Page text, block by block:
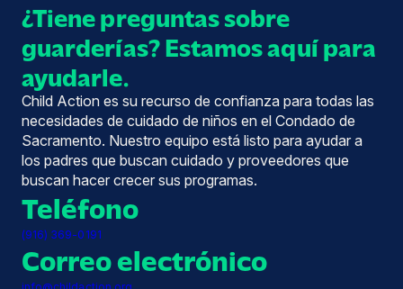
¿Tiene preguntas sobre
guarderías? Estamos aquí para
ayudarle.
Child Action es su recurso de confianza para todas las
necesidades de cuidado de niños en el Condado de
Sacramento. Nuestro equipo está listo para ayudar a
los padres que buscan cuidado y proveedores que
buscan hacer crecer sus programas.
Teléfono
(916) 369-0191
Correo electrónico